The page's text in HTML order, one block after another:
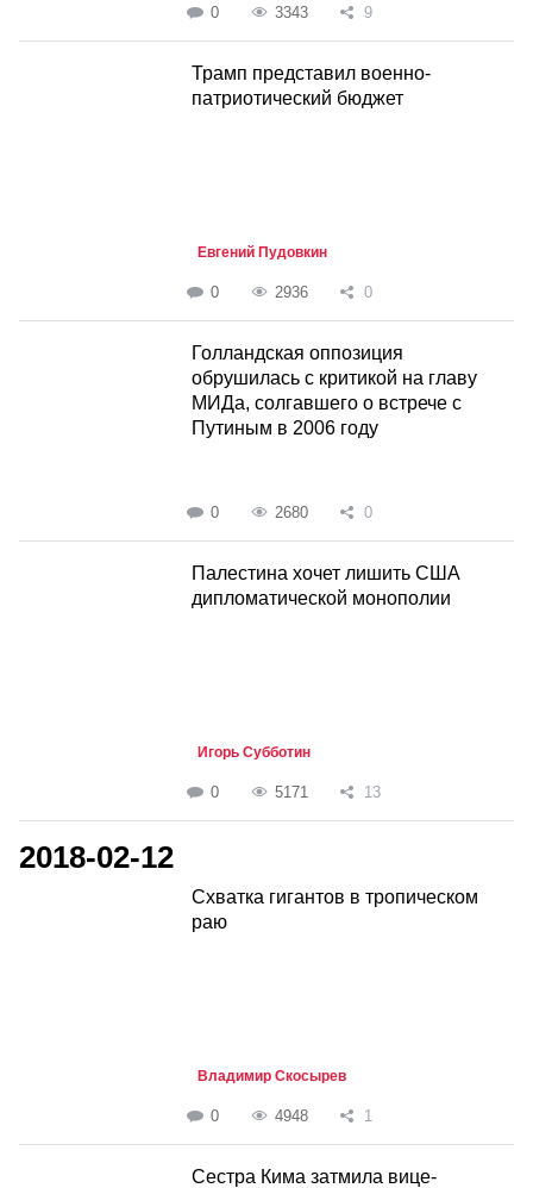
0 3343 9
Трамп представил военно-
патриотический бюджет
Евгений Пудовкин
0 2936 0
Голландская оппозиция
обрушилась с критикой на главу
МИДа, солгавшего о встрече с
Путиным в 2006 году
0 2680 0
Палестина хочет лишить США
дипломатической монополии
Игорь Субботин
0 5171 13
2018-02-12
Схватка гигантов в тропическом
раю
Владимир Скосырев
0 4948 1
Сестра Кима затмила вице-